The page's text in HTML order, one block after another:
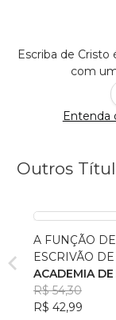
Escriba de
com
Entenda
Outros
A FUNÇÃO DE
ESCRIVÃO
ACADEMIA
R$ 54,30
R$ 42,99